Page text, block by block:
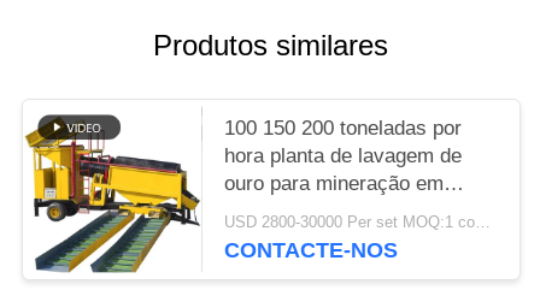
Produtos similares
100 150 200 toneladas por
hora planta de lavagem de
ouro para mineração em
grande escala no Egito África
do Sul
CONTACTE-NOS